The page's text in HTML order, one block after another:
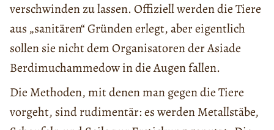
verschwinden zu lassen. Offiziell werden die Tiere
aus „sanitären“ Gründen erlegt, aber eigentlich
sollen sie nicht dem Organisatoren der Asiade
Berdimuchammedow in die Augen fallen.
Die Methoden, mit denen man gegen die Tiere
vorgeht, sind rudimentär: es werden Metallstäbe,